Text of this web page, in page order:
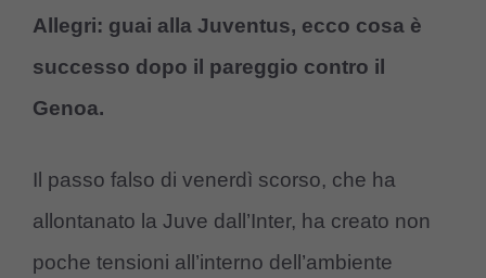
Allegri: guai alla Juventus, ecco cosa è
successo dopo il pareggio contro il
Genoa.
Il passo falso di venerdì scorso, che ha
allontanato la Juve dall’Inter, ha creato non
poche tensioni all’interno dell’ambiente